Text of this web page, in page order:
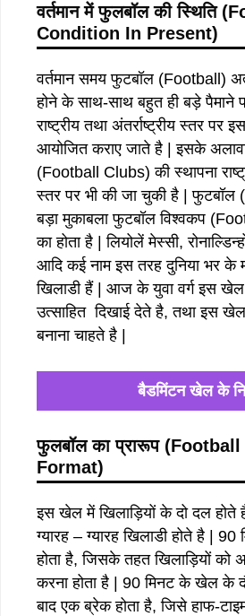
वर्तमान में फुलबॉल की स्थिति
Condition In Present)
वर्तमान समय फुटबॉल (Football)
होने के साथ-साथ बहुत ही बड़े पैमाने
राष्ट्रीय तथा अंतर्राष्ट्रीय स्तर
आयोजित कराए जाते है | इसके
(Football Clubs) की स्थापना
स्तर पर भी की जा चुकी है |
बड़ा मुकाबला फुटबॉल विश्वकप
का होता है | लियोलें मेस्सी,
आदि कई नाम इस तरह दुनिया भर के
खिलाडी हैं | आज के युवा वर्ग इस
उत्साहित दिखाई देते है, तथा इस
बनाना चाहते है |
बैडमिंटन खेल के
फुलबॉल का प्रारूप
Format)
इस खेल में खिलाड़ियों के दो दल होते
ग्यारह – ग्यारह खिलाडी होते है |
होता है, जिसके तहत खिलाड़ियों
करना होता है | 90 मिनट के खेल के
बाद एक ब्रेक होता है, जिसे हाफ-